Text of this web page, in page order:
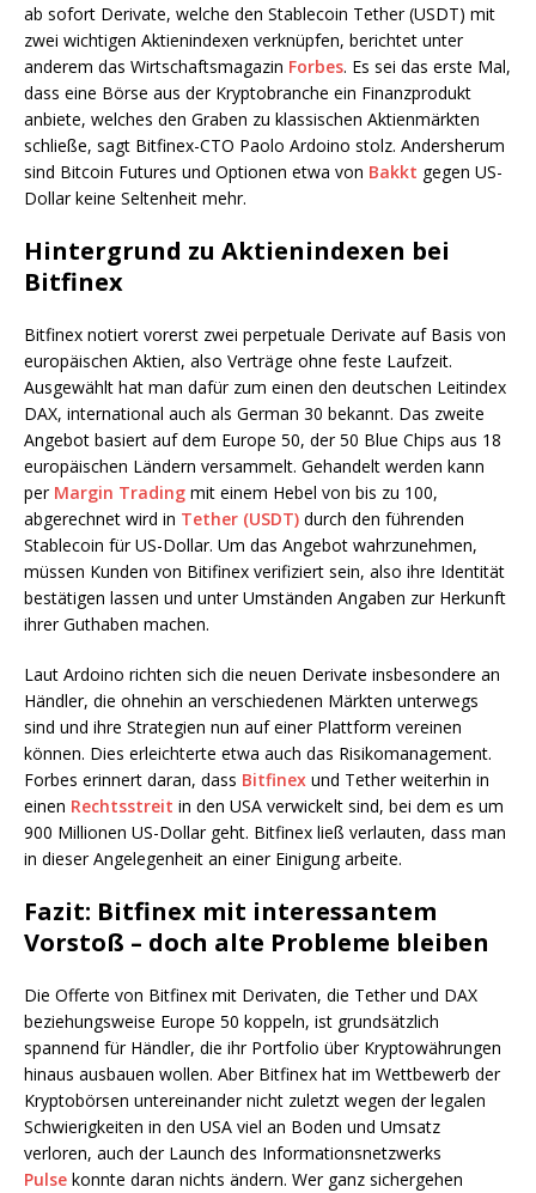
ab sofort Derivate, welche den Stablecoin Tether (USDT) mit
zwei wichtigen Aktienindexen verknüpfen, berichtet unter
anderem das Wirtschaftsmagazin Forbes. Es sei das erste Mal,
dass eine Börse aus der Kryptobranche ein Finanzprodukt
anbiete, welches den Graben zu klassischen Aktienmärkten
schließe, sagt Bitfinex-CTO Paolo Ardoino stolz. Andersherum
sind Bitcoin Futures und Optionen etwa von Bakkt gegen US-
Dollar keine Seltenheit mehr.
Hintergrund zu Aktienindexen bei
Bitfinex
Bitfinex notiert vorerst zwei perpetuale Derivate auf Basis von
europäischen Aktien, also Verträge ohne feste Laufzeit.
Ausgewählt hat man dafür zum einen den deutschen Leitindex
DAX, international auch als German 30 bekannt. Das zweite
Angebot basiert auf dem Europe 50, der 50 Blue Chips aus 18
europäischen Ländern versammelt. Gehandelt werden kann
per Margin Trading mit einem Hebel von bis zu 100,
abgerechnet wird in Tether (USDT) durch den führenden
Stablecoin für US-Dollar. Um das Angebot wahrzunehmen,
müssen Kunden von Bitifinex verifiziert sein, also ihre Identität
bestätigen lassen und unter Umständen Angaben zur Herkunft
ihrer Guthaben machen.
Laut Ardoino richten sich die neuen Derivate insbesondere an
Händler, die ohnehin an verschiedenen Märkten unterwegs
sind und ihre Strategien nun auf einer Plattform vereinen
können. Dies erleichterte etwa auch das Risikomanagement.
Forbes erinnert daran, dass Bitfinex und Tether weiterhin in
einen Rechtsstreit in den USA verwickelt sind, bei dem es um
900 Millionen US-Dollar geht. Bitfinex ließ verlauten, dass man
in dieser Angelegenheit an einer Einigung arbeite.
Fazit: Bitfinex mit interessantem
Vorstoß – doch alte Probleme bleiben
Die Offerte von Bitfinex mit Derivaten, die Tether und DAX
beziehungsweise Europe 50 koppeln, ist grundsätzlich
spannend für Händler, die ihr Portfolio über Kryptowährungen
hinaus ausbauen wollen. Aber Bitfinex hat im Wettbewerb der
Kryptobörsen untereinander nicht zuletzt wegen der legalen
Schwierigkeiten in den USA viel an Boden und Umsatz
verloren, auch der Launch des Informationsnetzwerks
Pulse konnte daran nichts ändern. Wer ganz sichergehen